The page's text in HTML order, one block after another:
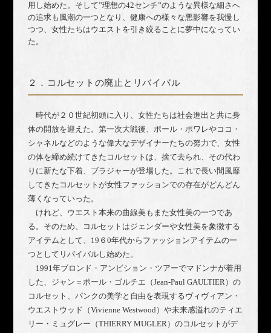
用し始めた。そして”理想の42センチ”のような異様な細さへ
の追求も風潮の一つとなり、健康への様々な悪影響を我慢し
つつ、女性たちはウエストを引き絞ることに夢中になってい
た。
２．コルセットの廃止とリバイバル
時代が２０世紀初頭に入り、女性たちは社会進出と共に身
体の開放を迎えた。第一次大戦後、ポール・ポワレやココ・
シャネルなどのような偉大なデザイナーたちの努力で、女性
の体を締め続けてきたコルセットは、捨て去られ、その代わ
りに新たな下着、ブラジャーが登場した。これで長い間風靡
してきたコルセットが女性ファッションでの存在がどんどん
薄くなっていった。
けれど、 ウエスト本来の曲線美もまた女性美の一つであ
る。 そのため、コルセットはジェンダーや女性美を象徴する
アイテムとして、19６0年代からファッションアイテムの一
つとしてリバイバルし始めた。
1991年ブロンド・アンビション・ツアーでマドンナが着用
した、ジャン＝ポール・ゴルチエ（Jean-Paul GAULTIER）の
コルセット、パンクの美学と自由を表現するヴィヴィアン・
ウエストウッド（Vivienne Westwood）や未来感溢れのティエ
リー・ミュグレー（THIERRY MUGLER）のコルセットがデ